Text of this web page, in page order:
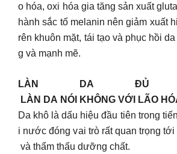
o hóa, oxi hóa gia tăng sản xuất
hành sắc tố melanin nên giảm xuất
rên khuôn mặt, tái tạo và phục hồi
g và mạnh mẽ.
LÀN DA
LÀN DA NÓI KHÔNG VỚI LÃO
Da khô là dấu hiệu đầu tiên trong
i nước đóng vai trò rất quan trọng tới
và thẩm thấu dưỡng chất.